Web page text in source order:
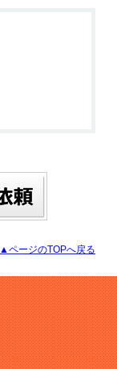
▲ページのTOPへ戻る